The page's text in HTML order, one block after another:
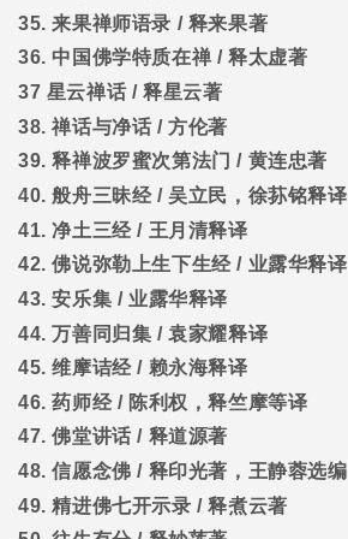
35.来果禅师语录 / 释来果著
36. 中国佛学特质在禅/释太虚著
37 星云禅话 /释星云著
38.禅话与净话 /方伦著
39.释禅波罗蜜次第法门 / 黄连忠著
40.般舟三昧经/吴立民，徐荪铭释译
41.净土三经/ 王月清释译
42.佛说弥勒上生下生经/ 业露华释译
43.安乐集 /业露华释译
44.万善同归集 /袁家耀释译
45.维摩诘经/ 赖永海释译
46.药师经/ 陈利权，释竺摩等译
47.佛堂讲话 / 释道源著
48.信愿念佛 / 释印光著，王静蓉选编
49.精进佛七开示录 /释煮云著